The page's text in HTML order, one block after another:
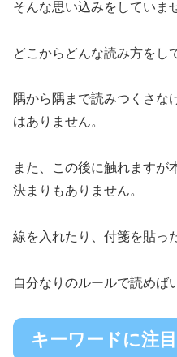
そんな思い込みをしていま
どこからどんな読み方をし
隅から隅まで読みつくさな
はありません。
また、この後に触れますが
決まりもありません。
線を入れたり、付箋を貼っ
自分なりのルールで読めば
キーワードに注目